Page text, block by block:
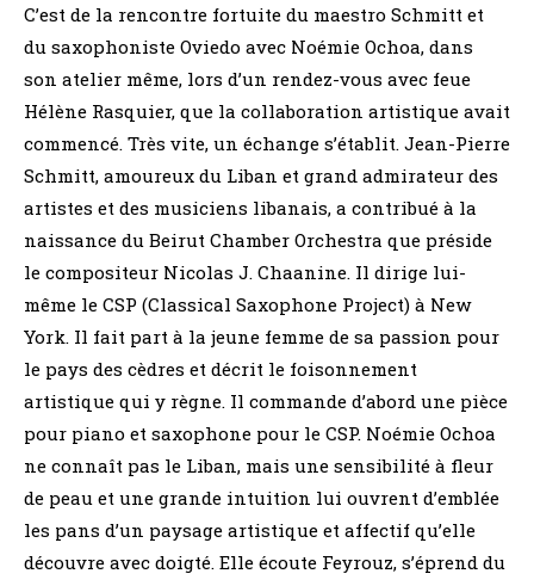
C’est de la rencontre fortuite du maestro Schmitt et
du saxophoniste Oviedo avec Noémie Ochoa, dans
son atelier même, lors d’un rendez-vous avec feue
Hélène Rasquier, que la collaboration artistique avait
commencé. Très vite, un échange s’établit. Jean-Pierre
Schmitt, amoureux du Liban et grand admirateur des
artistes et des musiciens libanais, a contribué à la
naissance du Beirut Chamber Orchestra que préside
le compositeur Nicolas J. Chaanine. Il dirige lui-
même le CSP (Classical Saxophone Project) à New
York. Il fait part à la jeune femme de sa passion pour
le pays des cèdres et décrit le foisonnement
artistique qui y règne. Il commande d’abord une pièce
pour piano et saxophone pour le CSP. Noémie Ochoa
ne connaît pas le Liban, mais une sensibilité à fleur
de peau et une grande intuition lui ouvrent d’emblée
les pans d’un paysage artistique et affectif qu’elle
découvre avec doigté. Elle écoute Feyrouz, s’éprend du